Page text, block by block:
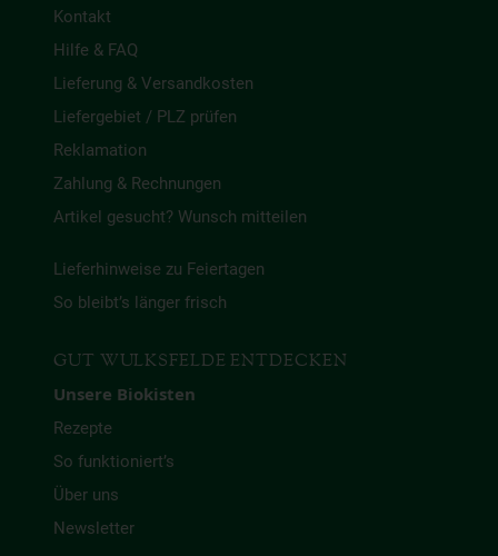
Kontakt
Hilfe & FAQ
Lieferung & Versandkosten
Liefergebiet / PLZ prüfen
Reklamation
Zahlung & Rechnungen
Artikel gesucht? Wunsch mitteilen
Lieferhinweise zu Feiertagen
So bleibt’s länger frisch
GUT WULKSFELDE ENTDECKEN
Unsere Biokisten
Rezepte
So funktioniert’s
Über uns
Newsletter